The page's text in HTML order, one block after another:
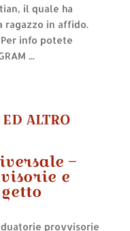
il quale ha
ragazzo in affido.
info potete
...
ALTRO
–
e
provvisorie